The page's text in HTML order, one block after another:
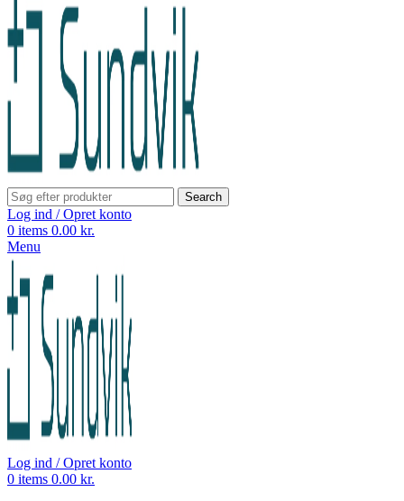
Search
Log ind / Opret konto
0 items 0.00 kr.
Menu
Log ind / Opret konto
0 items 0.00 kr.